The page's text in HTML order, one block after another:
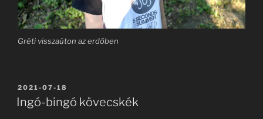
Gréti visszaúton az erdőben
BEKÜLDVE:
2021-07-18
Ingó-bingó kövecskék